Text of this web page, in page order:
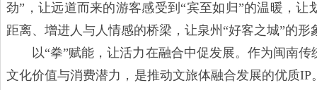
劲”，让远道而来的游客感受到“宾至如归”的温暖，
距离、增进人与人情感的桥梁，让泉州“好客之城”的形
以“拳”赋能，让活力在融合中促发展。作为闽南
文化价值与消费潜力，是推动文旅体融合发展的优质